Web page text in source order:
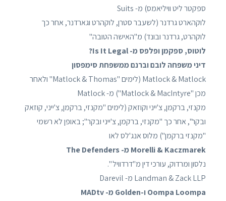
ספקטר ליט וויליאמס) מ- Suits
לוקהארט גרדנר (לשעבר סטרן, לוקהרט וגארדנר, אחר כך
לוקהרט, גרדנר ובונד) מ"האישה הטובה"
לוטוס, ספקמן ופלפס מ- Is It Legal?
דיני משפחה לובם וברנם ממשפחת סימפסון
Matlock & Matlock (לימים "Matlock & Thomas" ולאחר
מכן "Matlock & MacIntyre") מ- Matlock
מקנזי, ברקמן, צ'ייני וקוזאק (לימים "מקנזי, ברקמן, צ'ייני, קוזאק
ובקר", אחר כך "מקנזי, ברקמן, צ'ייני ובקר"; באופן לא רשמי
"מקנזי ברקמן") מלוס אנג'לס לאו
Morelli & Kaczmarek מ- The Defenders
נלסון ומרדוק, עורכי דין מ"דרדוויל ".
Landman & Zack LLP מ- Darevil
Oompa Loompa ו-Golden מ- MADtv